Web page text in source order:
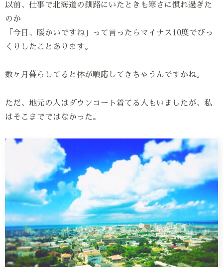
以前、仕事で北海道の釧路にいたときも寒さに慣れ過ぎた
のか
「今日、暖かいですね」って言ったらマイナス10度でびっ
くりしたことあります。
数ヶ月暮らしてると体が順応してきちゃうんですかね。
ただ、地元の人はダウンコート着てる人もいましたが、私
はそこまでではなかった。